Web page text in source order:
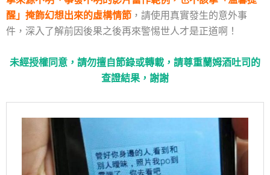
醒」掩飾幻想出來的虛構情節 ，請使用真實發生的意外事
件，深入了解前因後果之後再來警惕世人才是正道啊！
未經授權同意，請勿擅自節錄或轉載，請尊重蘭姆酒吐司的
查證結果，謝謝